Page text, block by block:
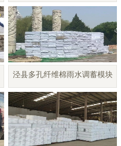
泾县多孔纤维棉雨水调蓄模块